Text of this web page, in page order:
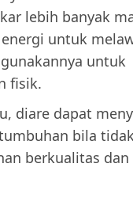
lebih banyak
untuk
untuk
fisik.
diare dapat
bila
berkualitas